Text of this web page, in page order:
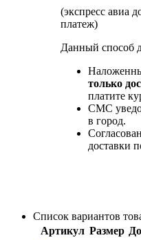
(экспресс авиа
платеж)
Данный способ
только
платите
СМС
в город.
доставки
Список вариантов
Артикул Размер